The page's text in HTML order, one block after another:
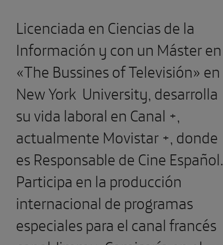
Licenciada en Ciencias de la
Información y con un Máster en
«The Bussines of Televisión» en
New York University, desarrolla
su vida laboral en Canal +,
actualmente Movistar +, donde
es Responsable de Cine Español.
Participa en la producción
internacional de programas
especiales para el canal francés